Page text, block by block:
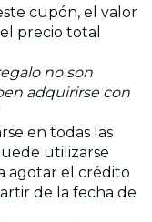
cupón, el valor
precio total
no son
adquirirse con
en todas las
utilizarse
agotar el crédito
de la fecha de